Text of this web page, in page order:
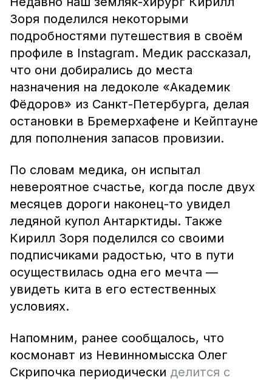
Зоря поделился некоторыми
подробностями путешествия в своём
профиле в Instagram. Медик рассказал,
что они добирались до места
назначения на ледоколе «Академик
Фёдоров» из Санкт-Петербурга, делая
остановки в Бремерхафене и Кейптауне
для пополнения запасов провизии.
По словам медика, он испытал
невероятное счастье, когда после двух
месяцев дороги наконец-то увидел
ледяной купол Антарктиды. Также
Кирилл Зоря поделился со своими
подписчиками радостью, что в пути
осуществилась одна его мечта —
увидеть кита в его естественных
условиях.
Напомним, ранее сообщалось, что
космонавт из Невинномысска Олег
Скрипочка периодически делится с